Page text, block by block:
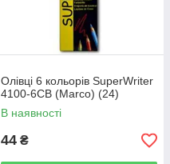
Олівці 6 кольорів SuperWriter
4100-6CB (Marco) (24)
В наявності
44 ₴